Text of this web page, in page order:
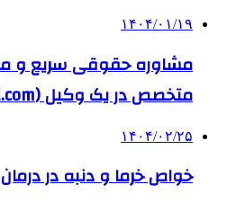
۱۴۰۴/۰۱/۱۹
مشاوره حقوقی سریع و
متخصص در یک وکیل (1vakil.com)
۱۴۰۴/۰۲/۲۵
خواص خرما و دنبه در